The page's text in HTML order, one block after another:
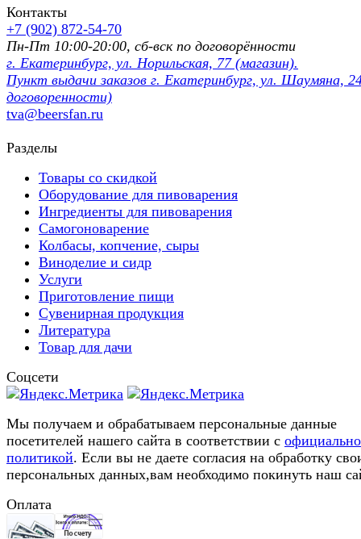
Контакты
+7 (902) 872-54-70
Пн-Пт 10:00-20:00, сб-вск по договорённости
г. Екатеринбург, ул. Норильская, 77 (магазин).
Пункт выдачи заказов г. Екатеринбург, ул. Шаумяна,
договоренности)
tva@beersfan.ru
Разделы
Товары со скидкой
Оборудование для пивоварения
Ингредиенты для пивоварения
Самогоноварение
Колбасы, копчение, сыры
Виноделие и сидр
Услуги
Приготовление пищи
Сувенирная продукция
Литература
Товар для дачи
Соцсети
Мы получаем и обрабатываем персональные данные
посетителей нашего сайта в соответствии с
политикой. Если вы не даете согласия на обработку
персональных данных,вам необходимо покинуть наш
Оплата